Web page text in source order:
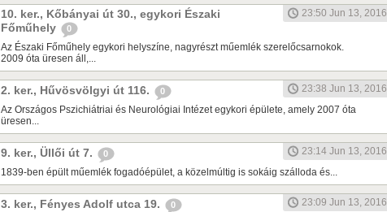
10. ker., Kőbányai út 30., egykori Északi
Főműhely
0
23:50 Jun 13, 2016
Az Északi Főműhely egykori helyszíne, nagyrészt műemlék szerelőcsarnokok.
2009 óta üresen áll,...
2. ker., Hűvösvölgyi út 116. 0
23:38 Jun 13, 2016
Az Országos Pszichiátriai és Neurológiai Intézet egykori épülete, amely 2007 óta
üresen...
9. ker., Üllői út 7. 0
23:14 Jun 13, 2016
1839-ben épült műemlék fogadóépület, a közelmúltig is sokáig szálloda és...
3. ker., Fényes Adolf utca 19. 0
23:09 Jun 13, 2016